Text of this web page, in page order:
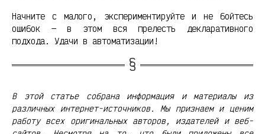
Начните с малого, экспериментируйте и не бойтесь
ошибок — в этом вся прелесть декларативного
подхода. Удачи в автоматизации!
В этой статье собрана информация и материалы из
различных интернет-источников. Мы признаем и ценим
работу всех оригинальных авторов, издателей и веб-